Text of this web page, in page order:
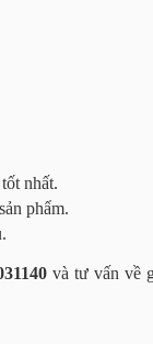
nhất.
phẩm.
và tư vấn về